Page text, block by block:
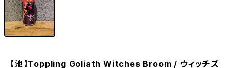
【池】Toppling Goliath Witches Broom / ウィッチズ